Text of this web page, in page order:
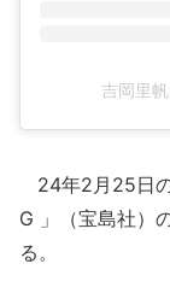
吉岡里
24年2月25日
G 」（宝島社）
る。